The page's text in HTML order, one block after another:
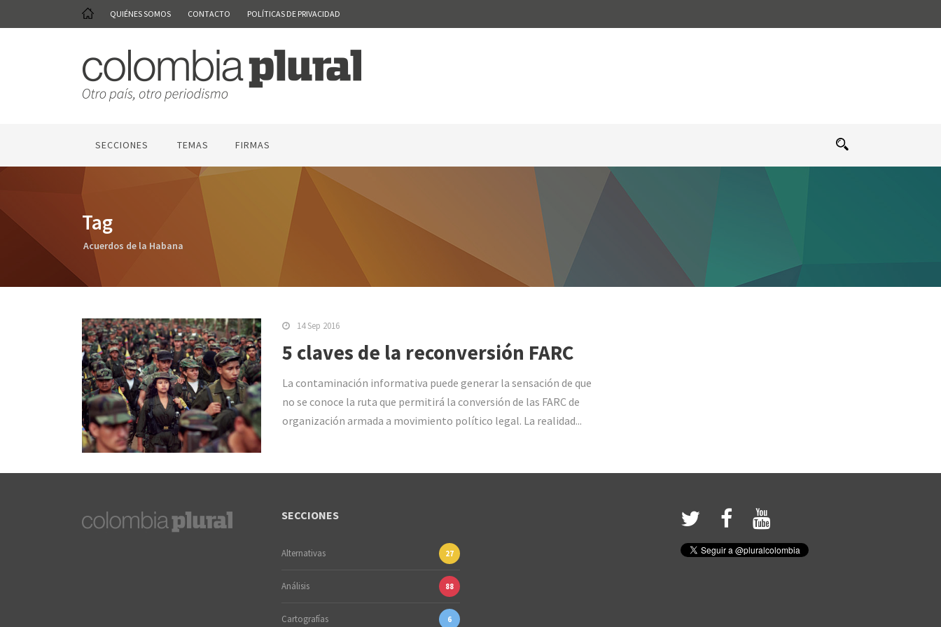
QUIÉNES SOMOS CONTACTO POLÍTICAS DE PRIVACIDAD
SECCIONES TEMAS FIRMAS
Tag
Acuerdos de la Habana
14 Sep 2016
5 claves de la reconversión FARC
La contaminación informativa puede generar la sensación de que
no se conoce la ruta que permitirá la conversión de las FARC de
organización armada a movimiento político legal. La realidad...
SECCIONES
Alternativas 27
Análisis 88
Cartografías 6